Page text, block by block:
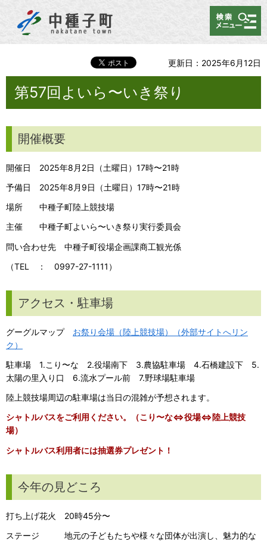
メニュー
更新日：2025年6月12日
第57回よいら〜いき祭り
開催概要
開催日 2025年8月2日（土曜日）17時〜21時
予備日 2025年8月9日（土曜日）17時〜21時
場所 中種子町陸上競技場
主催 中種子町よいら〜いき祭り実行委員会
問い合わせ先 中種子町役場企画課商工観光係
（TEL ： 0997-27-1111）
アクセス・駐車場
グーグルマップ お祭り会場（陸上競技場）（外部サイトへリン
ク）
駐車場 1.こり〜な 2.役場南下 3.農協駐車場 4.石橋建設下 5.
太陽の里入り口 6.流水プール前 7.野球場駐車場
陸上競技場周辺の駐車場は当日の混雑が予想されます。
シャトルバスをご利用ください。（こり〜な⇔役場⇔陸上競技
場）
シャトルバス利用者には抽選券プレゼント！
今年の見どころ
打ち上げ花火 20時45分〜
ステージ 地元の子どもたちや様々な団体が出演し、魅力的な